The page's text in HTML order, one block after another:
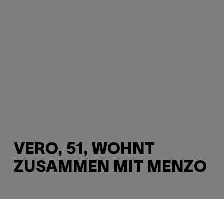
VERO, 51, WOHNT
ZUSAMMEN MIT MENZO